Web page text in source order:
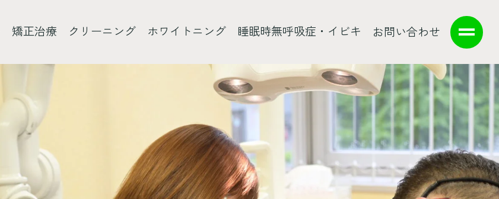
矯正治療 クリーニング ホワイトニング 睡眠時無呼吸症・イビキ お問い合わせ